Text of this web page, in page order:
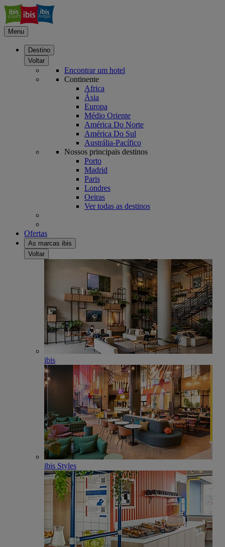
Menu
Destino
Voltar
Encontrar um hotel
Continente
Africa
Ásia
Europa
Médio Oriente
América Do Norte
América Do Sul
Austrália-Pacífico
Nossos principais destinos
Porto
Madrid
Paris
Londres
Oeiras
Ver todas as destinos
Ofertas
As marcas ibis
Voltar
ibis
ibis Styles